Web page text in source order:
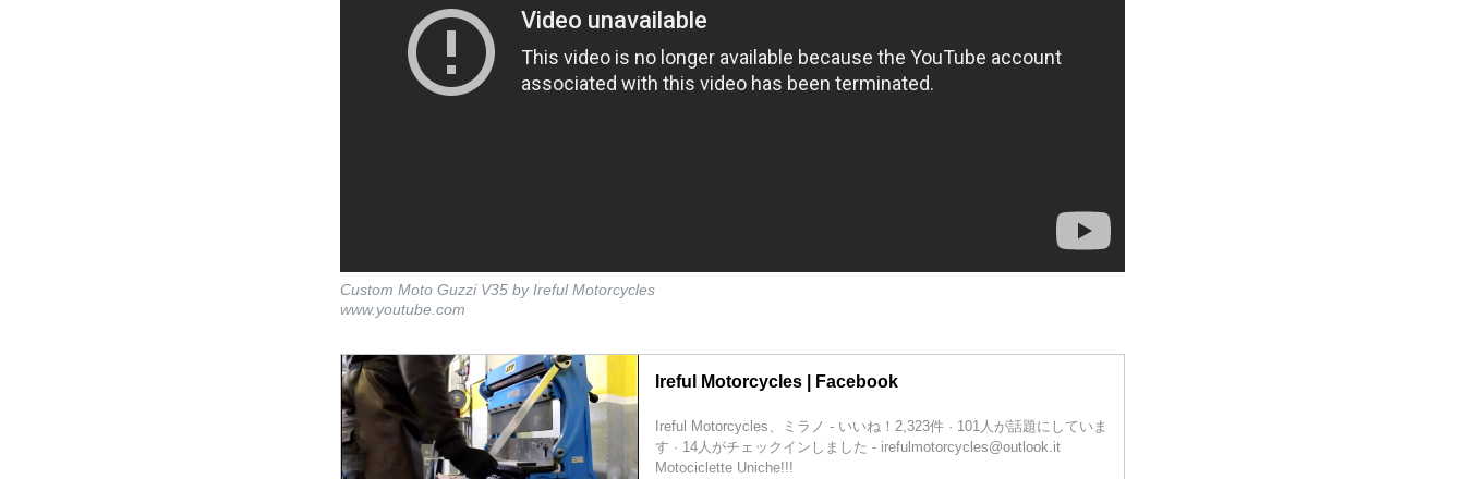
Custom Moto Guzzi V35 by Ireful Motorcycles
www.youtube.com
Ireful Motorcycles | Facebook
Ireful Motorcycles、ミラノ - いいね！2,323件 · 101人が話題にしていま
す · 14人がチェックインしました - irefulmotorcycles@outlook.it
Motociclette Uniche!!!